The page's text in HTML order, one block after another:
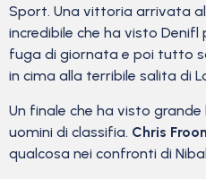
Sport. Una vittoria arrivata
incredibile che ha visto
fuga di giornata e poi tutto
in cima alla terribile salita di
Un finale che ha visto
uomini di classifia. Chris
qualcosa nei confronti di